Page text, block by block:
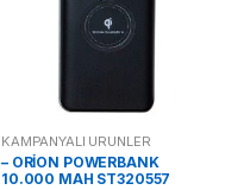
KAMPANYALI ÜRÜNLER
– ORİON POWERBANK
10.000 MAH ST320557